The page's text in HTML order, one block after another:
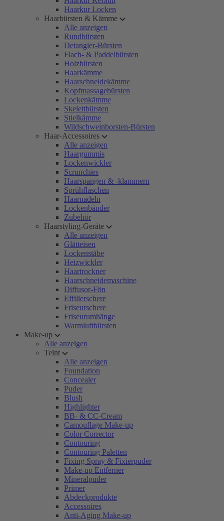
Haarkur Locken
Haarbürsten & Kämme
Alle anzeigen
Rundbürsten
Detangler-Bürsten
Flach- & Paddelbürsten
Holzbürsten
Haarkämme
Haarschneidekämme
Kopfmassagebürsten
Lockenkämme
Skelettbürsten
Stielkämme
Wildschweinborsten-Bürsten
Haar-Accessoires
Alle anzeigen
Haargummis
Lockenwickler
Scrunchies
Haarspangen & -klammern
Sprühflaschen
Haarnadeln
Lockenbänder
Zubehör
Haarstyling-Geräte
Alle anzeigen
Glätteisen
Lockenstäbe
Heizwickler
Haartrockner
Haarschneidemaschine
Diffusor-Fön
Effilierschere
Friseurschere
Friseurumhänge
Warmluftbürsten
Make-up
Alle anzeigen
Teint
Alle anzeigen
Foundation
Concealer
Puder
Blush
Highlighter
BB- & CC-Cream
Camouflage Make-up
Color Corrector
Contouring
Contouring Paletten
Fixing Spray & Fixierpuder
Make-up Entferner
Mineralpuder
Primer
Abdeckprodukte
Accessoires
Anti-Aging Make-up